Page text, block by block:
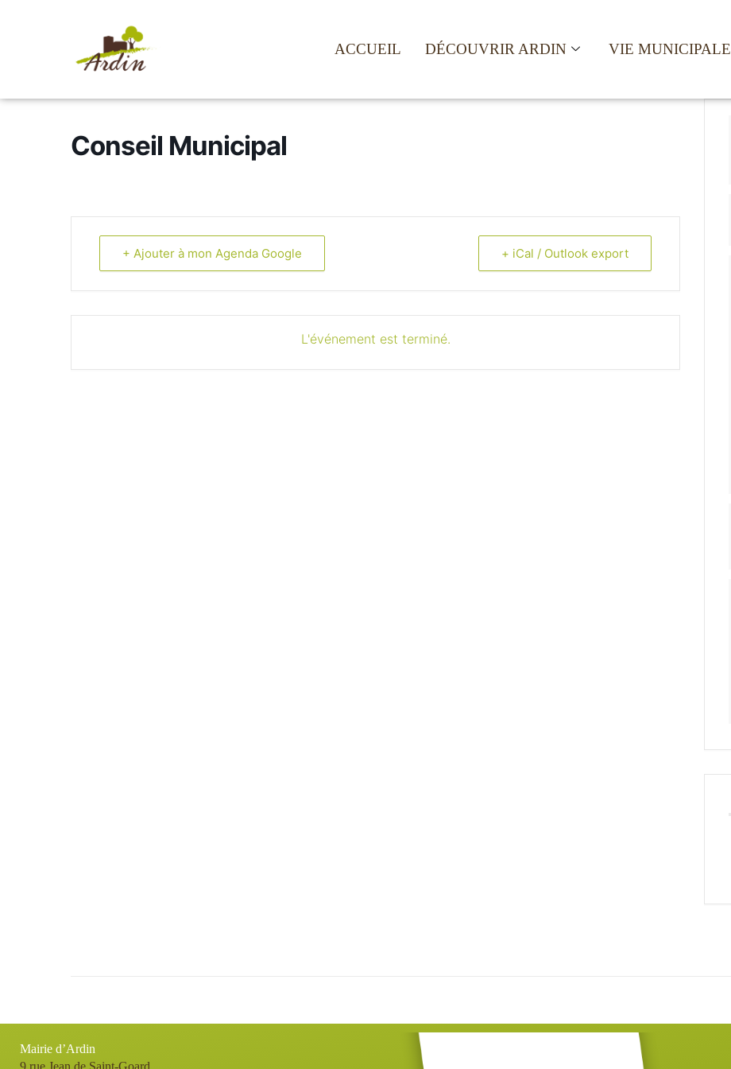
ACCUEIL DÉCOUVRIR ARDIN VIE MUNICIPALE
Conseil Municipal
+ Ajouter à mon Agenda Google + iCal / Outlook export
L'événement est terminé.
Mairie d’Ardin
9 rue Jean de Saint-Goard